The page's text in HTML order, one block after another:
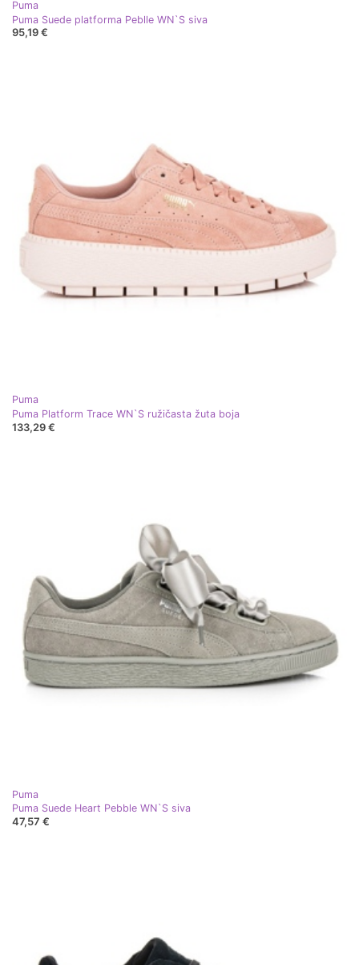
Puma
Puma Suede platforma Peblle WN`S siva
95,19 €
Puma
Puma Platform Trace WN`S ružičasta žuta boja
133,29 €
Puma
Puma Suede Heart Pebble WN`S siva
47,57 €